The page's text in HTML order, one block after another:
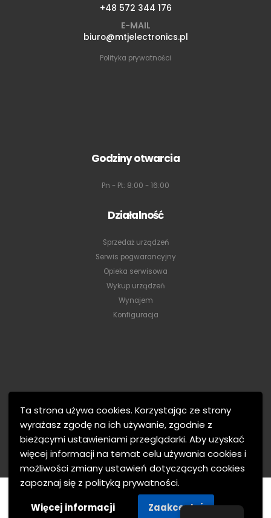
Ta strona używa cookies. Korzystając ze strony
wyrażasz zgodę na ich używanie, zgodnie z
bieżącymi ustawieniami przeglądarki. Aby uzyskać
więcej informacji na temat celu używania cookies i
możliwości zmiany ustawień dotyczących cookies
zapoznaj się z polityką prywatności.
Więcej informacji
Zaakceptuj
+48 572 344 176
E-MAIL
biuro@mtjelectronics.pl
Polityka prywatności
Godziny otwarcia
Pn - Pt: 8:00 - 16:00
Działalność
Sprzedaż urządzeń
Serwis pogwarancyjny
Opieka serwisowa
Wykup urządzeń
Wynajem
Konfiguracja
MTJ Electronics © 2021. Wszelkie prawa zastrzeżone.